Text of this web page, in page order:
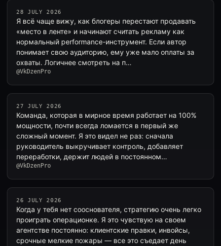
28 JULY 2026
Я всё чаще вижу, как блогеры перестают продавать
«место в ленте» и начинают считать рекламу как
нормальный performance-инструмент. Если автор
понимает свою аудиторию, ему уже мало оплаты за
охваты. Логичнее смотреть на п…
@VkDzenPro
27 JULY 2026
Команда, которая в мирное время работает на 100%
мощности, почти всегда ломается в первый же
сложный момент. Я это видел не раз: сначала
руководитель выкручивает контроль, добавляет
переработки, держит людей в постоянном…
@VkDzenPro
26 JULY 2026
Когда у тебя нет сооснователя, стратегию очень легко
проиграть операционке. Я это чувствую на своем
агентстве постоянно: клиентские правки, инвойсы,
срочные мелкие пожары — все это съедает день